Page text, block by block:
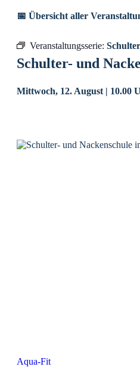
📅 Übersicht aller
Veranstaltungsserie:
Schulter- und
Mittwoch, 12. August | 10.00
Aqua-Fit